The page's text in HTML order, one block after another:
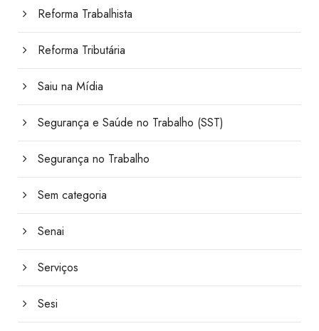
Reforma Trabalhista
Reforma Tributária
Saiu na Mídia
Segurança e Saúde no Trabalho (SST)
Segurança no Trabalho
Sem categoria
Senai
Serviços
Sesi